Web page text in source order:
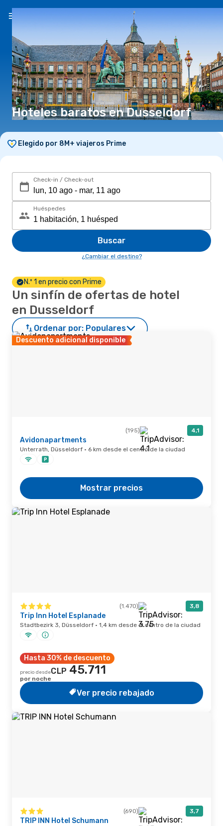
Hoteles baratos en Dusseldorf
Elegido por 8M+ viajeros Prime
Check-in / Check-out
Huéspedes
Buscar
¿Cambiar el destino?
N.º 1 en precio con Prime
Un sinfín de ofertas de hotel
en Dusseldorf
Ordenar por: Populares
Descuento adicional disponible
(195) 4,1
Avidonapartments
Unterrath, Düsseldorf · 6 km desde el centro de la ciudad
Mostrar precios
(1.470) 3,8
Trip Inn Hotel Esplanade
Stadtbezirk 3, Düsseldorf · 1,4 km desde el centro de la ciudad
Hasta 30% de descuento
precio desdeCLP 45.711
por noche
Ver precio rebajado
(690) 3,7
TRIP INN Hotel Schumann